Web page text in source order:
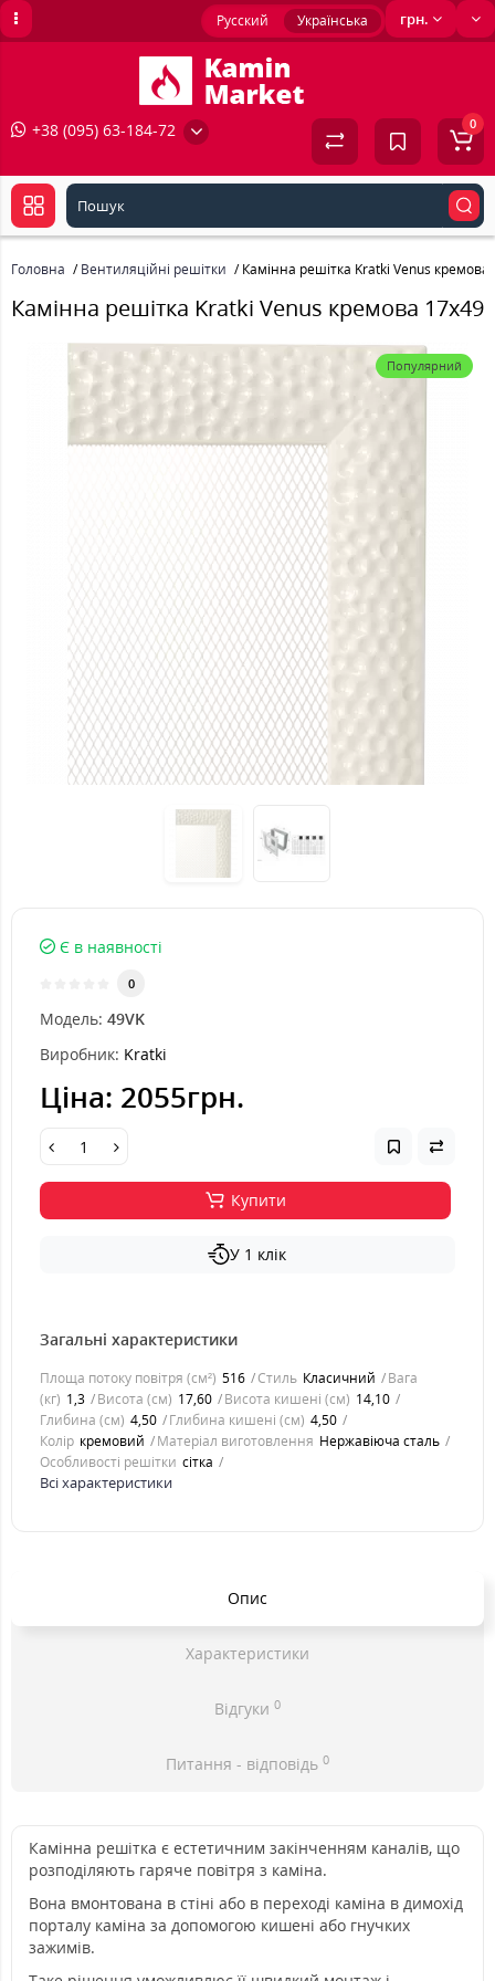
грн.
Русский Українська
+38 (095) 63-184-72 0
Головна Вентиляційні решітки Камінна решітка Kratki Venus кремова
Камінна решітка Kratki Venus кремова 17x49
Популярний
Є в наявності
0
Модель: 49VK
Виробник: Kratki
Ціна: 2055грн.
Купити
У 1 клік
Загальні характеристики
Площа потоку повітря (см²) 516 Стиль Класичний
Вага
(кг) 1,3 Висота (см) 17,60 Висота кишені (см) 14,10
Глибина (см) 4,50 Глибина кишені (см) 4,50
Колір кремовий Матеріал виготовлення Нержавіюча сталь
Особливості решітки сітка
Всі характеристики
Опис
Характеристики
Відгуки 0
Питання - відповідь 0
Камінна решітка є естетичним закінченням каналів, що
розподіляють гаряче повітря з каміна.
Вона вмонтована в стіні або в переході каміна в димохід
порталу каміна за допомогою кишені або гнучких
зажимів.